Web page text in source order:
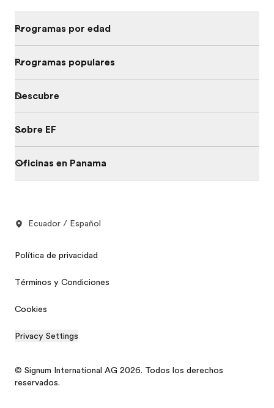
Programas por edad
Programas populares
Descubre
Sobre EF
Oficinas en Panama
Ecuador / Español
Política de privacidad
Términos y Condiciones
Cookies
Privacy Settings
© Signum International AG 2026. Todos los derechos
reservados.